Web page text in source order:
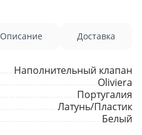
Описание Доставка
Наполнительный клапан
Oliviera
Португалия
Латунь/Пластик
Белый